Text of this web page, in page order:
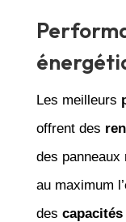
Les meilleurs
offrent des
des
au maximum l’
des